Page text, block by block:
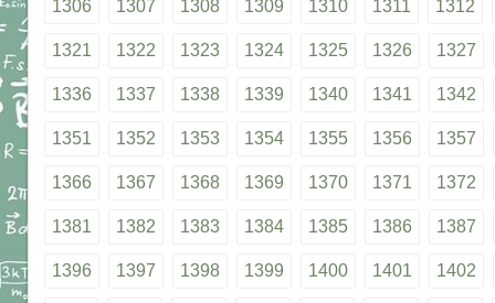
1306 1307 1308 1309 1310 1311 1312
1321 1322 1323 1324 1325 1326 1327
1336 1337 1338 1339 1340 1341 1342
1351 1352 1353 1354 1355 1356 1357
1366 1367 1368 1369 1370 1371 1372
1381 1382 1383 1384 1385 1386 1387
1396 1397 1398 1399 1400 1401 1402